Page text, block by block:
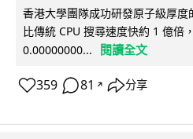
香港大學團隊成功研發原子級厚度
比傳統 CPU 搜尋速度快約 1 億倍
0.00000000...
閱讀全文
359 81 ↗ 分享